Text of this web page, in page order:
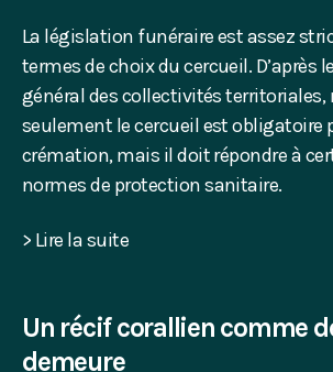
La législation funéraire est assez
termes de choix du cercueil. D’après
général des collectivités territoriales,
seulement le cercueil est obligatoire
crémation, mais il doit répondre à
normes de protection sanitaire.
> Lire la suite
Un récif corallien comme
demeure